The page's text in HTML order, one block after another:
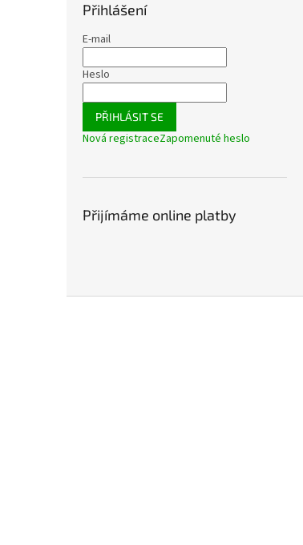
Přihlášení
E-mail
Heslo
PŘIHLÁSIT SE
Nová registraceZapomenuté heslo
Přijímáme online platby